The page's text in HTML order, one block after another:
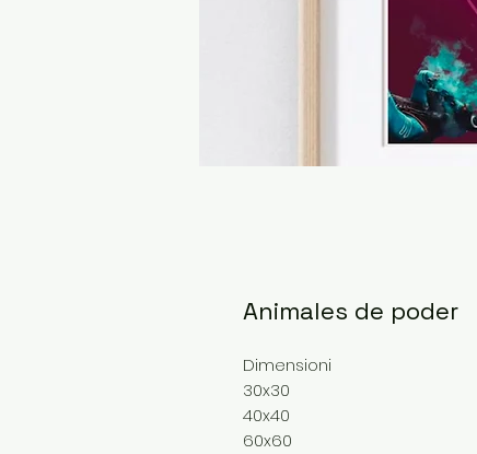
Animales de poder
Dimensioni
30x30
40x40
60x60